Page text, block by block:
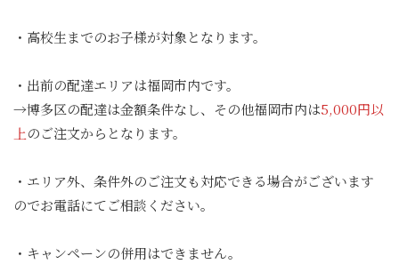
・高校生までのお子様が対象となります。
・出前の配達エリアは福岡市内です。
→博多区の配達は金額条件なし、その他福岡市内は5,000円以
上のご注文からとなります。
・エリア外、条件外のご注文も対応できる場合がございます
のでお電話にてご相談ください。
・キャンペーンの併用はできません。